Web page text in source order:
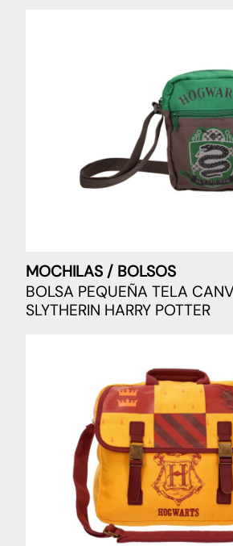
MOCHILAS / BOLSOS
BOLSA PEQUEÑA TELA
SLYTHERIN HARRY POTTER